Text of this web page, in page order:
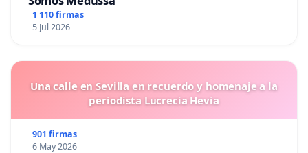
1 110 firmas
5 Jul 2026
Una calle en Sevilla en recuerdo y homenaje a la
periodista Lucrecia Hevia
901 firmas
6 May 2026